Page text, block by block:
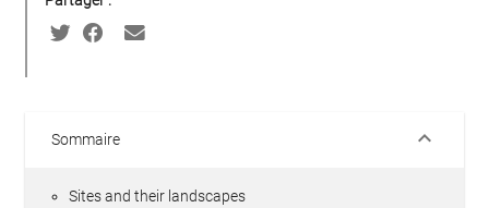
Sommaire keyboard_arrow_down
Sites and their landscapes